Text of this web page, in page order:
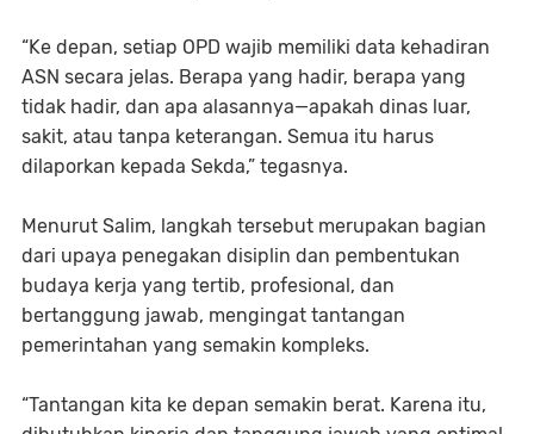
“Ke depan, setiap OPD wajib memiliki data kehadiran
ASN secara jelas. Berapa yang hadir, berapa yang
tidak hadir, dan apa alasannya—apakah dinas luar,
sakit, atau tanpa keterangan. Semua itu harus
dilaporkan kepada Sekda,” tegasnya.
Menurut Salim, langkah tersebut merupakan bagian
dari upaya penegakan disiplin dan pembentukan
budaya kerja yang tertib, profesional, dan
bertanggung jawab, mengingat tantangan
pemerintahan yang semakin kompleks.
“Tantangan kita ke depan semakin berat. Karena itu,